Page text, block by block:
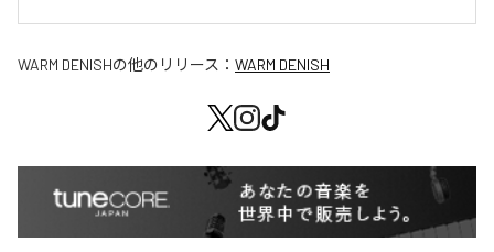
WARM DENISHの他のリリース： WARM DENISH